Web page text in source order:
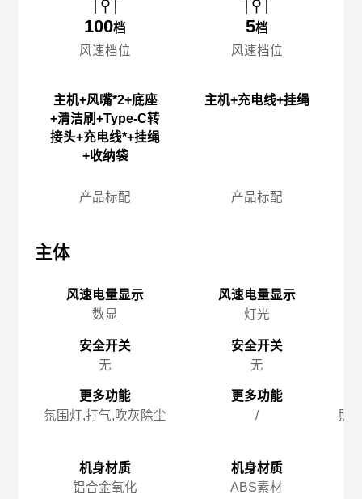
100档
风速档位
主机+风嘴*2+底座
+清洁刷+Type-C转
接头+充电线*+挂绳
+收纳袋
产品标配
主体
风速电量显示
数显
安全开关
无
更多功能
氛围灯,打气,吹灰除尘
机身材质
铝合金氧化
5档
风速档位
主机+充电线+挂绳
产品标配
风速电量显示
灯光
安全开关
无
更多功能
/
机身材质
ABS素材
照